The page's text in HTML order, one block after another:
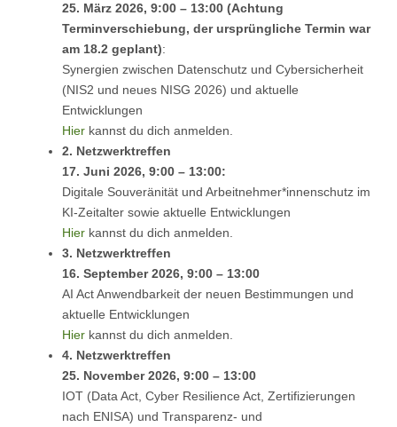
25. März 2026, 9:00 – 13:00 (Achtung
Terminverschiebung, der ursprüngliche Termin war
am 18.2 geplant):
Synergien zwischen Datenschutz und Cybersicherheit
(NIS2 und neues NISG 2026) und aktuelle
Entwicklungen
Hierkannst du dich anmelden.
2. Netzwerktreffen
17. Juni 2026, 9:00 – 13:00:
Digitale Souveränität und Arbeitnehmer*innenschutz im
KI-Zeitalter sowie aktuelle Entwicklungen
Hierkannst du dich anmelden.
3. Netzwerktreffen
16. September 2026, 9:00 – 13:00
AI Act Anwendbarkeit der neuen Bestimmungen und
aktuelle Entwicklungen
Hierkannst du dich anmelden.
4. Netzwerktreffen
25. November 2026, 9:00 – 13:00
IOT (Data Act, Cyber Resilience Act, Zertifizierungen
nach ENISA) und Transparenz- und